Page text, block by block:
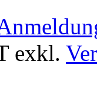
exkl.